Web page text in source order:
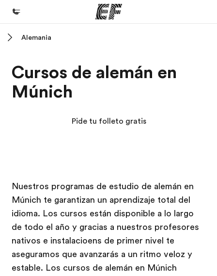
Programas
Ver todo lo que hacemos
Trabajos
Únete al equipo
Alemania
Cursos de alemán en
Múnich
Pide tu folleto gratis
Nuestros programas de estudio de alemán en
Múnich te garantizan un aprendizaje total del
idioma. Los cursos están disponible a lo largo
de todo el año y gracias a nuestros profesores
nativos e instalacioens de primer nivel te
aseguramos que avanzarás a un ritmo veloz y
estable. Los cursos de alemán en Múnich